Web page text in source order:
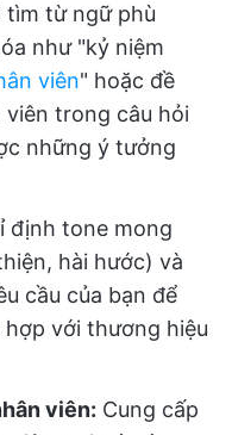
tìm từ ngữ phù
như "kỷ niệm
viên" hoặc đề
trong câu hỏi
những ý tưởng
định tone mong
hài hước) và
cầu của bạn để
với thương hiệu
viên: Cung cấp